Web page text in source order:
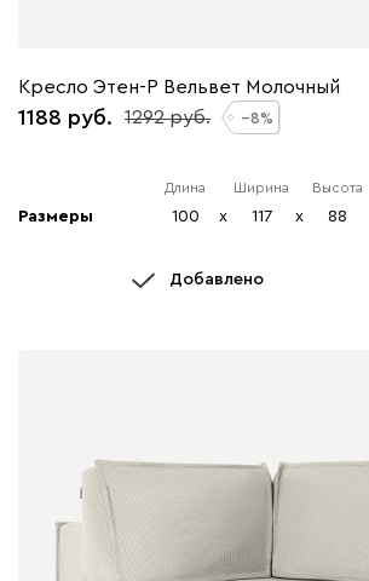
Кресло Этен-Р Вельвет Молочный
1188 1292 8
Размеры
Длина
100 x
Ширина
117 x
Высота
88
Добавлено